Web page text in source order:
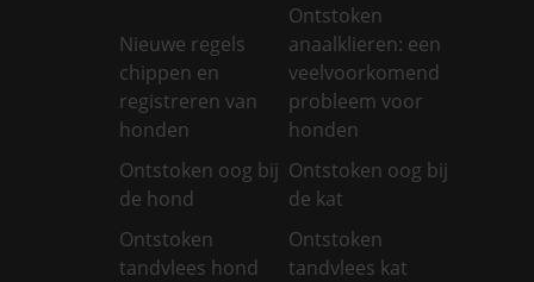
Nieuwe regels
chippen en
registreren van
honden
Ontstoken
anaalklieren: een
veelvoorkomend
probleem voor
honden
Ontstoken oog bij
de hond
Ontstoken oog bij
de kat
Ontstoken
tandvlees hond
Ontstoken
tandvlees kat